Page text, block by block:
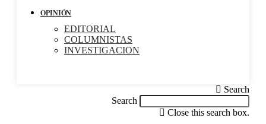
OPINIÓN
EDITORIAL
COLUMNISTAS
INVESTIGACION
Search
Search
Close this search box.